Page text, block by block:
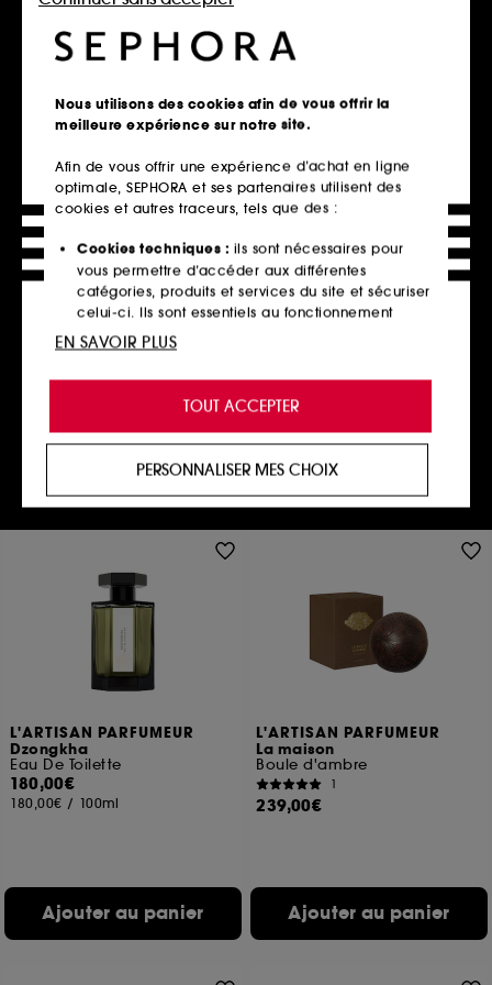
Ajouter au panier Ajouter au panier
L'ARTISAN PARFUMEUR
Bois Des Sables
259,00€
Ajouter au panier
L'ARTISAN PARFUMEUR
Mirabilis
Ajouter au panier
L'ARTISAN PARFUMEUR
Dzongkha
Eau De Toilette
180,00€
180,00€ / 100ml
Ajouter au panier
L'ARTISAN PARFUMEUR
La maison
Boule d'ambre
1
239,00€
Ajouter au panier
Nous utilisons des cookies afin de vous offrir la
meilleure expérience sur notre site.
Afin de vous offrir une expérience d’achat en ligne
optimale, SEPHORA et ses partenaires utilisent des
cookies et autres traceurs, tels que des :
Cookies techniques : ils sont nécessaires pour
vous permettre d’accéder aux différentes
catégories, produits et services du site et sécuriser
celui-ci. Ils sont essentiels au fonctionnement
technique du site et ne peuvent être désactivés.
de vous offrir une expérience enrichie et
personnalisée en vous recommandant des
produits, des services et des contenus qui
proposer des offres promotionnelles adaptées à
votre profil.
Cookies réseaux sociaux et publicité :
utilisés pour vous présenter du contenu susceptible
de vous plaire via des publicités, y compris sur des
sites tiers et sur les réseaux sociaux, sur la base
des pages que vous avez consultées, de votre
navigation, et de l'historique de vos interactions.
Cookies de mesure d’audience :
fréquentation et de navigation sur notre site afin
d’en améliorer la performance.
Cookies de sécurisation des paiements en ligne :
ils nous permettent de lutter notamment contre les
Cookies fonctionnels : il s’agit de cookies
permettant l’affichage et/ou la fourniture de
certaines fonctionnalités du site, tel que les
vous faire bénéficier de l’authentification
TOUT ACCEPTER
PERSONNALISER MES CHOIX
EN SAVOIR PLUS